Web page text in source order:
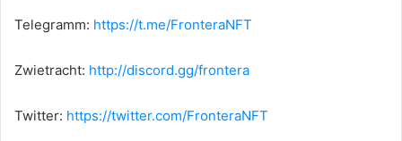
Telegramm: https://t.me/FronteraNFT
Zwietracht: http://discord.gg/frontera
Twitter: https://twitter.com/FronteraNFT